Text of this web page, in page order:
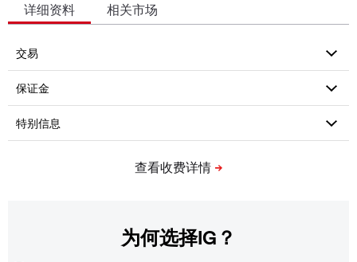
详细资料 相关市场
为何选择IG？